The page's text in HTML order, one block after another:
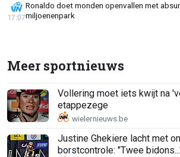
Ronaldo doet monden openvallen met
miljoenenpark
17:07
Meer sportnieuws
Vollering moet iets kwijt na
etappezege
Justine Ghekiere lacht met
borstcontrole: "Twee